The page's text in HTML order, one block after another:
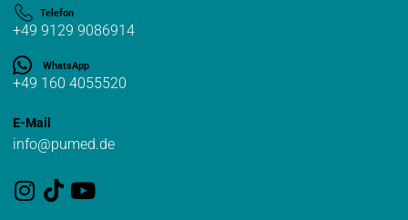
Telefon
+49 9129 9086914
WhatsApp
+49 160 4055520
E-Mail
info@pumed.de